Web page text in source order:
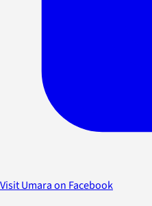
Visit Umara on Facebook